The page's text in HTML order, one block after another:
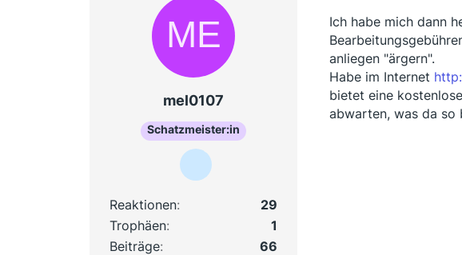
mel0107
Schatzmeister:in
Reaktionen
29
Trophäen
1
Beiträge
66
Ich habe mich dann
anliegen "ärgern".
Habe im Internet
bietet eine
abwarten, was da so